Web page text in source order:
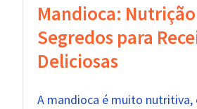
Mandioca:
Segredos para
Deliciosas
A mandioca é muito nutritiva,